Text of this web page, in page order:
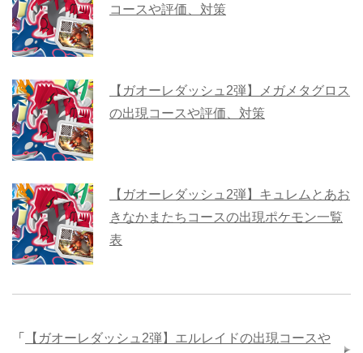
コースや評価、対策
【ガオーレダッシュ2弾】メガメタグロス
の出現コースや評価、対策
【ガオーレダッシュ2弾】キュレムとあお
きなかまたちコースの出現ポケモン一覧
表
「
【ガオーレダッシュ2弾】エルレイドの出現コースや